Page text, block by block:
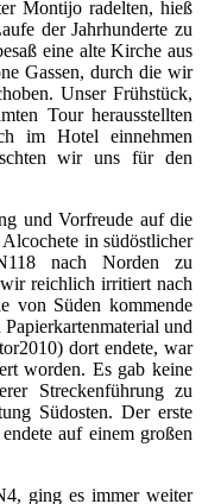
Montijo radelten, hieß
der Jahrhunderte zu
eine alte Kirche aus
Gassen, durch die wir
Unser Frühstück,
Tour herausstellten
im Hotel einnehmen
wir uns für den
und Vorfreude auf die
in südöstlicher
nach Norden zu
reichlich irritiert nach
von Süden kommende
und
dort endete, war
worden. Es gab keine
Streckenführung zu
Südosten. Der erste
auf einem großen
ging es immer weiter